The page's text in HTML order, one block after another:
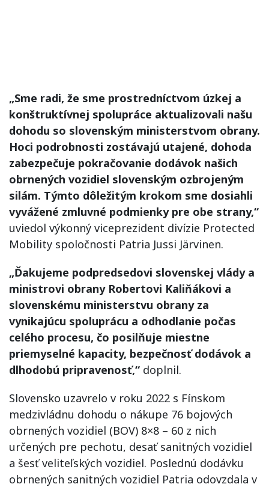
„Sme radi, že sme prostredníctvom úzkej a
konštruktívnej spolupráce aktualizovali našu
dohodu so slovenským ministerstvom obrany.
Hoci podrobnosti zostávajú utajené, dohoda
zabezpečuje pokračovanie dodávok našich
obrnených vozidiel slovenským ozbrojeným
silám. Týmto dôležitým krokom sme dosiahli
vyvážené zmluvné podmienky pre obe strany,“
uviedol výkonný viceprezident divízie Protected
Mobility spoločnosti Patria Jussi Järvinen.
„Ďakujeme podpredsedovi slovenskej vlády a
ministrovi obrany Robertovi Kaliňákovi a
slovenskému ministerstvu obrany za
vynikajúcu spoluprácu a odhodlanie počas
celého procesu, čo posilňuje miestne
priemyselné kapacity, bezpečnosť dodávok a
dlhodobú pripravenosť,“ doplnil.
Slovensko uzavrelo v roku 2022 s Fínskom
medzivládnu dohodu o nákupe 76 bojových
obrnených vozidiel (BOV) 8×8 – 60 z nich
určených pre pechotu, desať sanitných vozidiel
a šesť veliteľských vozidiel. Poslednú dodávku
obrnených sanitných vozidiel Patria odovzdala v